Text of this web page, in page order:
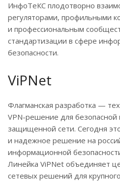
ИнфоТеКС плодотворно
регуляторами, профильными
и профессиональным
стандартизации в сфере
безопасности.
ViPNet
Флагманская разработка —
VPN-решение для
защищенной сети. Сегодня
и надежное решение на
информационной
Линейка ViPNet объединяет
сетевых решений для